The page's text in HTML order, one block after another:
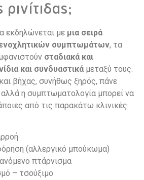
εκδηλώνεται με μια σειρά
συμπτωμάτων, τα
σταδιακά και
και συνδυαστικά μεταξύ τους.
βήχας, συνήθως ξηρός, πάνε
η συμπτωματολογία μπορεί να
από τις παρακάτω κλινικές
(αλλεργικό μπούκωμα)
πτάρνισμα
– τσούξιμο